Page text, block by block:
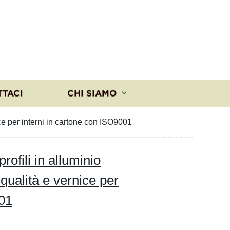
CHI SIAMO
per interni in cartone con ISO9001
in alluminio
e vernice per